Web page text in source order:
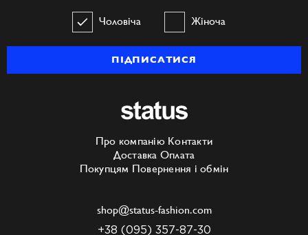
Чоловіча Жіноча
ПІДПИСАТИСЯ
Про компанію Контакти
Доставка Оплата
Покупцям Повернення і обмін
shop@status-fashion.com
+38 (095) 357-87-30